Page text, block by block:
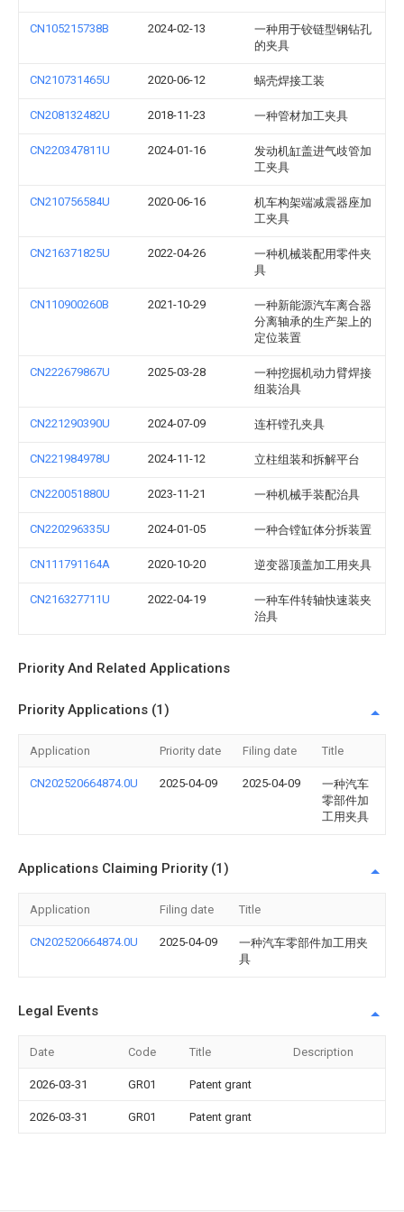
CN105215738B 2024-02-13
一种用于铰链型钢钻孔
的夹具
CN210731465U 2020-06-12 蜗壳焊接工装
CN208132482U 2018-11-23 一种管材加工夹具
CN220347811U 2024-01-16
发动机缸盖进气歧管加
工夹具
CN210756584U 2020-06-16
机车构架端减震器座加
工夹具
CN216371825U 2022-04-26
一种机械装配用零件夹
具
CN110900260B 2021-10-29
一种新能源汽车离合器
分离轴承的生产架上的
定位装置
CN222679867U 2025-03-28
一种挖掘机动力臂焊接
组装治具
CN221290390U 2024-07-09 连杆镗孔夹具
CN221984978U 2024-11-12 立柱组装和拆解平台
CN220051880U 2023-11-21 一种机械手装配治具
CN220296335U 2024-01-05 一种合镗缸体分拆装置
CN111791164A 2020-10-20 逆变器顶盖加工用夹具
CN216327711U 2022-04-19
一种车件转轴快速装夹
治具
Priority And Related Applications
Priority Applications (1)
Application Priority date Filing date Title
CN202520664874.0U 2025-04-09 2025-04-09
一种汽车
零部件加
工用夹具
Applications Claiming Priority (1)
Application Filing date Title
CN202520664874.0U 2025-04-09
一种汽车零部件加工用夹
具
Legal Events
Date Code Title Description
2026-03-31 GR01 Patent grant
2026-03-31 GR01 Patent grant